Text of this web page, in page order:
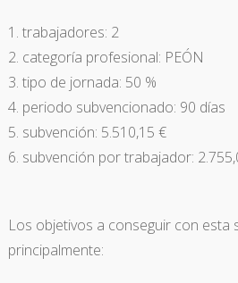
trabajadores: 2
categoría profesional: PEÓN
tipo de jornada: 50 %
periodo subvencionado: 90 días
subvención: 5.510,15 €
subvención por trabajador:
Los objetivos a conseguir con esta
principalmente: